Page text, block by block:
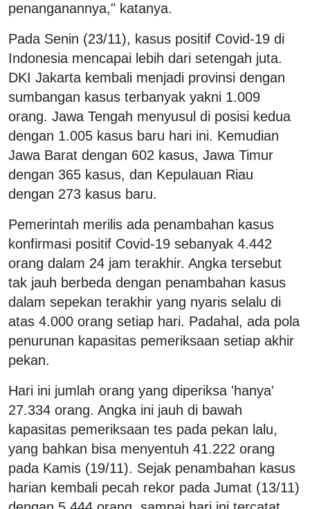
penanganannya," katanya.
Pada Senin (23/11), kasus positif Covid-19 di
Indonesia mencapai lebih dari setengah juta.
DKI Jakarta kembali menjadi provinsi dengan
sumbangan kasus terbanyak yakni 1.009
orang. Jawa Tengah menyusul di posisi kedua
dengan 1.005 kasus baru hari ini. Kemudian
Jawa Barat dengan 602 kasus, Jawa Timur
dengan 365 kasus, dan Kepulauan Riau
dengan 273 kasus baru.
Pemerintah merilis ada penambahan kasus
konfirmasi positif Covid-19 sebanyak 4.442
orang dalam 24 jam terakhir. Angka tersebut
tak jauh berbeda dengan penambahan kasus
dalam sepekan terakhir yang nyaris selalu di
atas 4.000 orang setiap hari. Padahal, ada pola
penurunan kapasitas pemeriksaan setiap akhir
pekan.
Hari ini jumlah orang yang diperiksa 'hanya'
27.334 orang. Angka ini jauh di bawah
kapasitas pemeriksaan tes pada pekan lalu,
yang bahkan bisa menyentuh 41.222 orang
pada Kamis (19/11). Sejak penambahan kasus
harian kembali pecah rekor pada Jumat (13/11)